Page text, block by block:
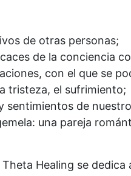
de otras personas;
de la conciencia
con el que se
tristeza, el sufrimiento;
de
una pareja
Healing se dedica